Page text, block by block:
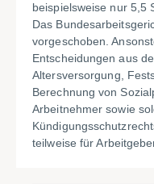
beispielsweise nur 5,5
Das
vorgeschoben.
Entscheidungen aus
Altersversorgung,
Berechnung von
Arbeitnehmer sowie
teilweise für